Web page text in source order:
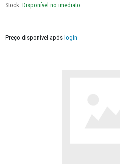
Stock: Disponível no imediato
Preço disponível após login